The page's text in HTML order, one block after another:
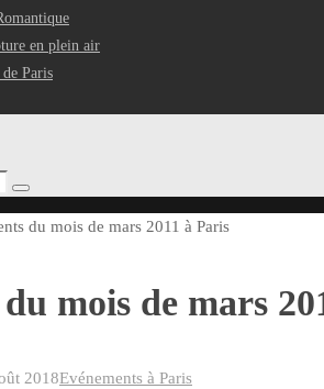
en plein air
de Paris
Rechercher
du mois de mars 2011 à Paris
mois de mars
2018Evénements à Paris